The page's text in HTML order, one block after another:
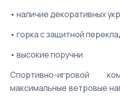
• наличие декоративных
• горка с защитной
• высокие поручни.
Спортивно-игровой
максимальные ветровые